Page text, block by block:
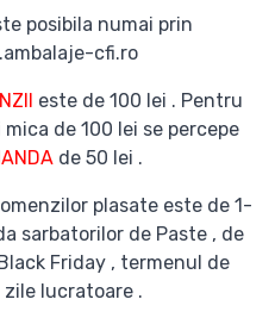
posibila numai prin
cfi.ro
este de 100 lei . Pentru
de 100 lei se percepe
de 50 lei .
plasate este de 1-
sarbatorilor de Paste , de
Friday , termenul de
lucratoare .